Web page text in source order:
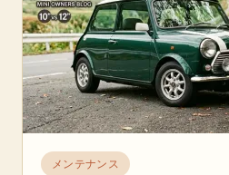
メンテナンス